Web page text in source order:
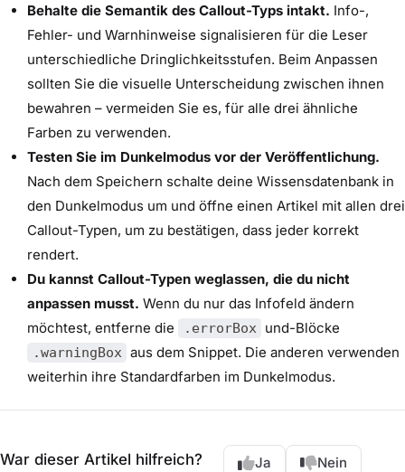
Behalte die Semantik des Callout-Typs intakt. Info-,
Fehler- und Warnhinweise signalisieren für die Leser
unterschiedliche Dringlichkeitsstufen. Beim Anpassen
sollten Sie die visuelle Unterscheidung zwischen ihnen
bewahren – vermeiden Sie es, für alle drei ähnliche
Farben zu verwenden.
Testen Sie im Dunkelmodus vor der Veröffentlichung.
Nach dem Speichern schalte deine Wissensdatenbank in
den Dunkelmodus um und öffne einen Artikel mit allen drei
Callout-Typen, um zu bestätigen, dass jeder korrekt
rendert.
Du kannst Callout-Typen weglassen, die du nicht
anpassen musst. Wenn du nur das Infofeld ändern
möchtest, entferne die
.errorBox und-Blöcke
.warningBox aus dem Snippet. Die anderen verwenden
weiterhin ihre Standardfarben im Dunkelmodus.
War dieser Artikel hilfreich? Ja Nein